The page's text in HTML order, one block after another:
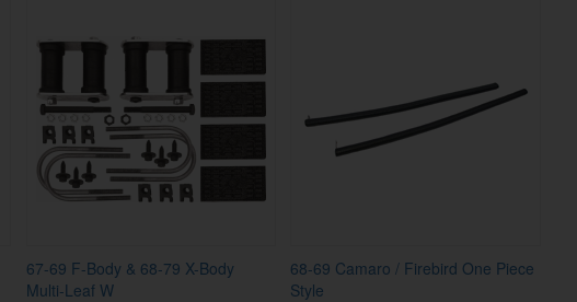
67-69 F-Body & 68-79 X-Body
Multi-Leaf W
68-69 Camaro / Firebird One Piece
Style